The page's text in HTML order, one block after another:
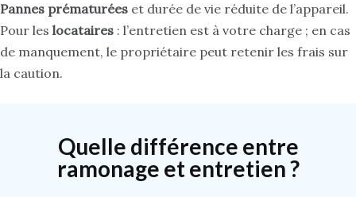
Pannes prématurées et durée de vie réduite de l’appareil.
Pour les locataires : l’entretien est à votre charge ; en cas
de manquement, le propriétaire peut retenir les frais sur
la caution.
Quelle différence entre
ramonage et entretien ?